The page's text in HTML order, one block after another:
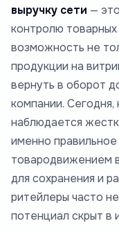
выручку сети —
контролю
возможность не
продукции на
вернуть в оборот
компании. Сегодня,
наблюдается
именно
товародвижением
для сохранения и
ритейлеры часто
потенциал скрыт в